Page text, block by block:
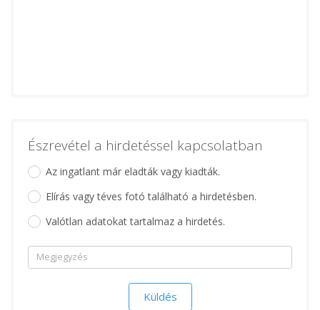
Észrevétel a hirdetéssel kapcsolatban
Az ingatlant már eladták vagy kiadták.
Elírás vagy téves fotó található a hirdetésben.
Valótlan adatokat tartalmaz a hirdetés.